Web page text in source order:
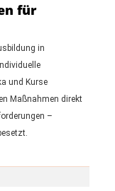
für
in
und Kurse
Maßnahmen direkt
–